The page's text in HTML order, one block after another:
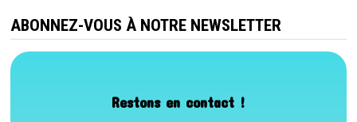
ABONNEZ-VOUS À NOTRE NEWSLETTER
Restons en contact !